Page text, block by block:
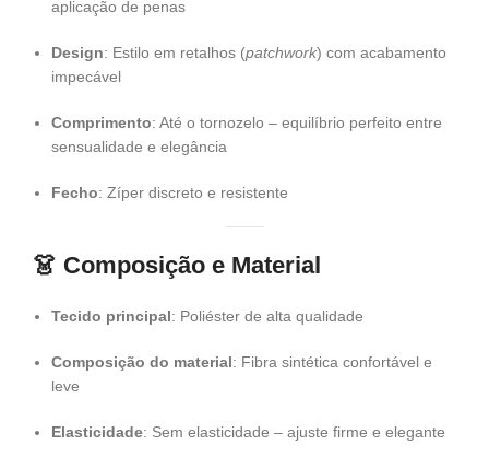
aplicação de penas
Design: Estilo em retalhos (patchwork) com acabamento
impecável
Comprimento: Até o tornozelo – equilíbrio perfeito entre
sensualidade e elegância
Fecho: Zíper discreto e resistente
👗 Composição e Material
Tecido principal: Poliéster de alta qualidade
Composição do material: Fibra sintética confortável e
leve
Elasticidade: Sem elasticidade – ajuste firme e elegante